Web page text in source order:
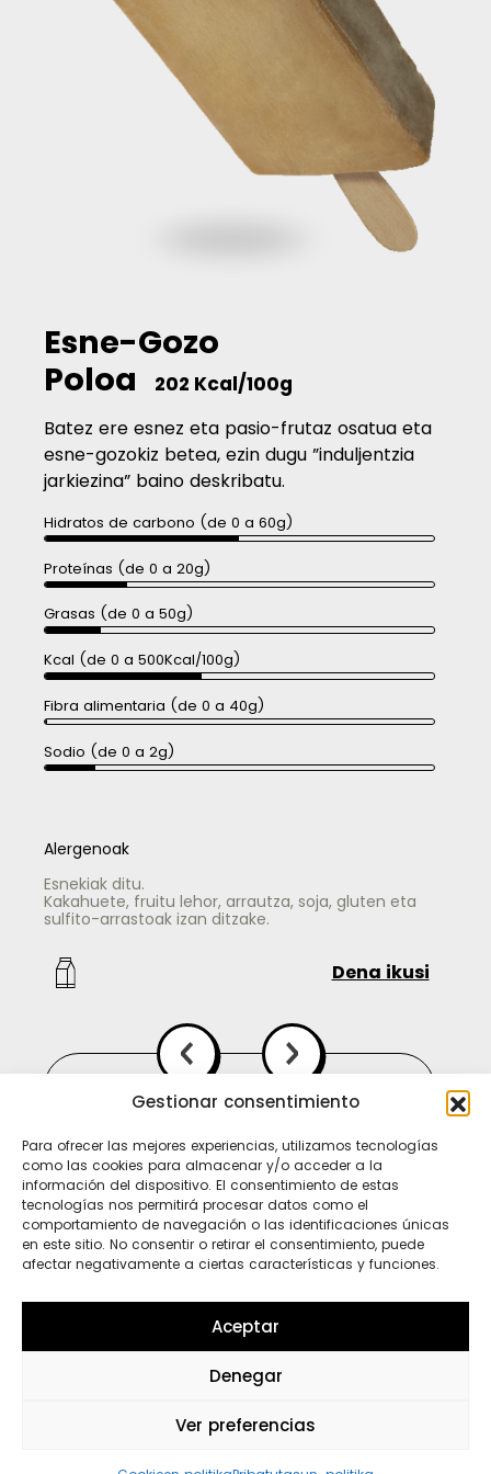
Gestionar consentimiento
Para ofrecer las mejores experiencias, utilizamos tecnologías
como las cookies para almacenar y/o acceder a la
información del dispositivo. El consentimiento de estas
tecnologías nos permitirá procesar datos como el
comportamiento de navegación o las identificaciones únicas
en este sitio. No consentir o retirar el consentimiento, puede
afectar negativamente a ciertas características y funciones.
Aceptar
Denegar
Ver preferencias
Esne-Gozo
Poloa
202 Kcal/100g
Batez ere esnez eta pasio-frutaz osatua eta
esne-gozokiz betea, ezin dugu ”induljentzia
jarkiezina” baino deskribatu.
Hidratos de carbono (de 0 a 60g)
Proteínas (de 0 a 20g)
Grasas (de 0 a 50g)
Kcal (de 0 a 500Kcal/100g)
Fibra alimentaria (de 0 a 40g)
Sodio (de 0 a 2g)
Alergenoak
Esnekiak ditu.
Kakahuete, fruitu lehor, arrautza, soja, gluten eta
sulfito-arrastoak izan ditzake.
Dena ikusi